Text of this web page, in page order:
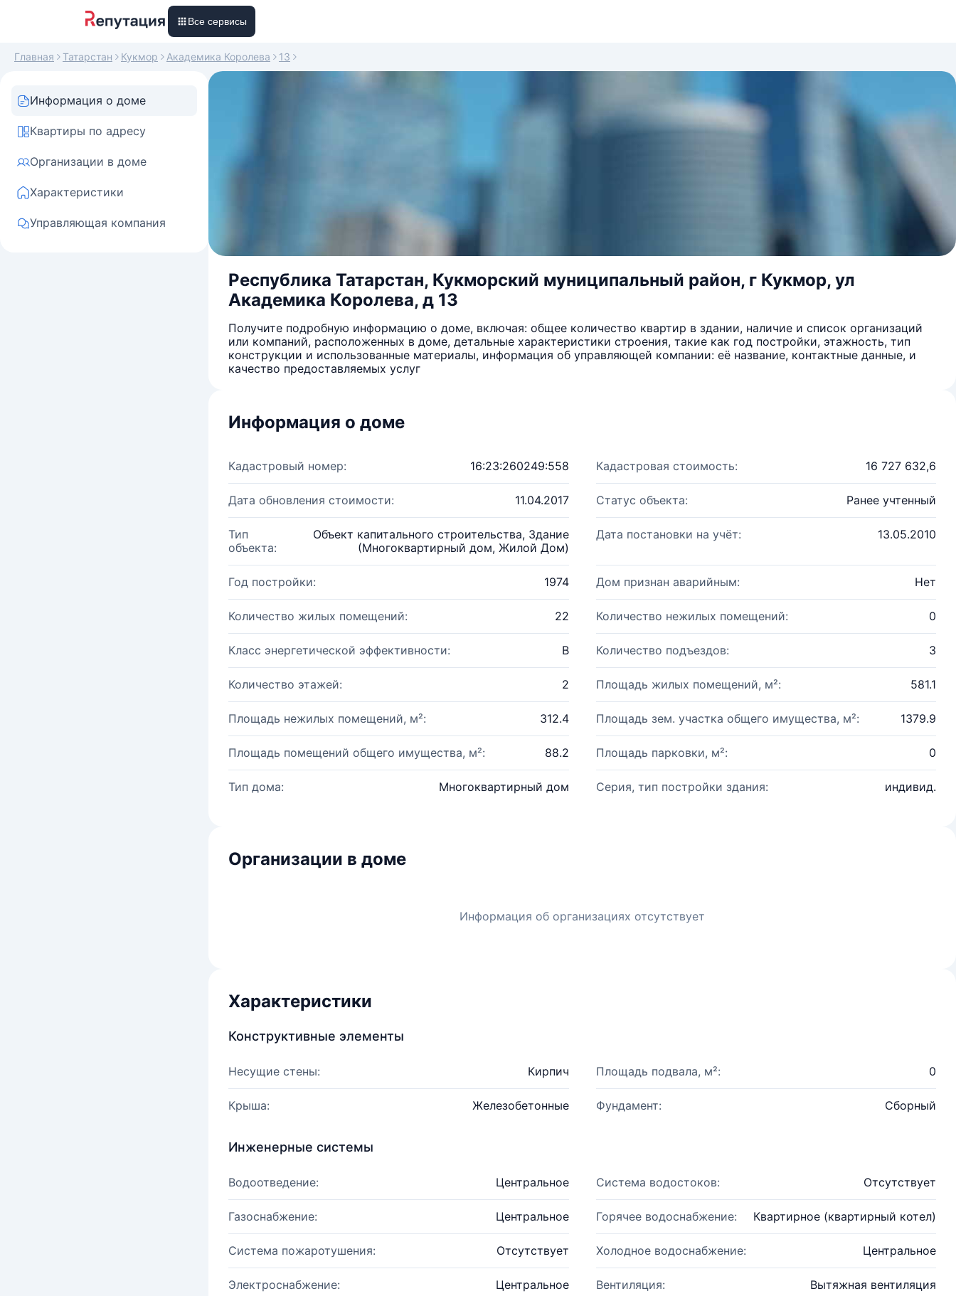
Все сервисы
Главная Татарстан Кукмор Академика Королева 13
Информация о доме
Квартиры по адресу
Организации в доме
Характеристики
Управляющая компания
Республика Татарстан, Кукморский муниципальный район, г Кукмор, ул
Академика Королева, д 13
Получите подробную информацию о доме, включая: общее количество квартир в здании, наличие и список организаций
или компаний, расположенных в доме, детальные характеристики строения, такие как год постройки, этажность, тип
конструкции и использованные материалы, информация об управляющей компании: её название, контактные данные, и
качество предоставляемых услуг
Информация о доме
Кадастровый номер: 16:23:260249:558 Кадастровая стоимость: 16 727 632,6
Дата обновления стоимости: 11.04.2017 Статус объекта: Ранее учтенный
Тип
объекта:
Объект капитального строительства, Здание
(Многоквартирный дом, Жилой Дом)
Дата постановки на учёт: 13.05.2010
Год постройки: 1974 Дом признан аварийным: Нет
Количество жилых помещений: 22 Количество нежилых помещений: 0
Класс энергетической эффективности: B Количество подъездов: 3
Количество этажей: 2 Площадь жилых помещений, м²: 581.1
Площадь нежилых помещений, м²: 312.4 Площадь зем. участка общего имущества, м²: 1379.9
Площадь помещений общего имущества, м²: 88.2 Площадь парковки, м²: 0
Тип дома: Многоквартирный дом Серия, тип постройки здания: индивид.
Организации в доме
Информация об организациях отсутствует
Характеристики
Конструктивные элементы
Несущие стены: Кирпич Площадь подвала, м²: 0
Крыша: Железобетонные Фундамент: Сборный
Инженерные системы
Водоотведение: Центральное Система водостоков: Отсутствует
Газоснабжение: Центральное Горячее водоснабжение: Квартирное (квартирный котел)
Система пожаротушения: Отсутствует Холодное водоснабжение: Центральное
Электроснабжение: Центральное Вентиляция: Вытяжная вентиляция